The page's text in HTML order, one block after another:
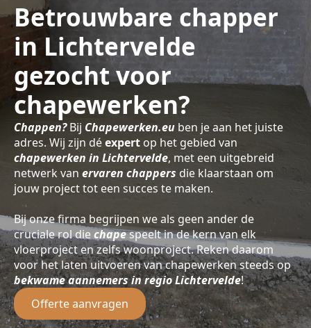
Betrouwbare chapper
in Lichtervelde
gezocht voor
chapewerken?
Chappen?Bij Chapewerken.eu ben je aan het juiste
adres. Wij zijn déexpert op het gebied van
chapewerken in Lichtervelde, met een uitgebreid
netwerk van ervaren chappers die klaarstaan om
jouw project tot een succes te maken.
Bij onze firma begrijpen we als geen ander de
cruciale rol diechapespeelt in de kern van elk
vloerproject en zelfs woonproject. Reken daarom
voor het laten uitvoeren van chapewerken steeds op
bekwame aannemers in regio Lichtervelde!
Offerte aanvragen